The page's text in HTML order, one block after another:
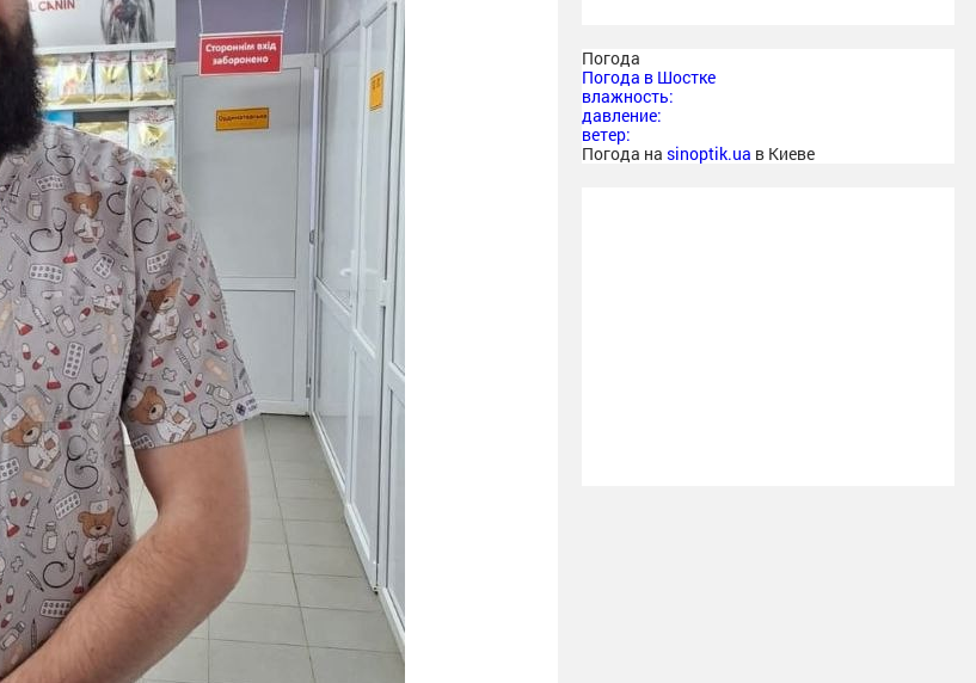
Погода
Погода в Шостке
влажность:
давление:
ветер:
Погода на sinoptik.ua в Киеве